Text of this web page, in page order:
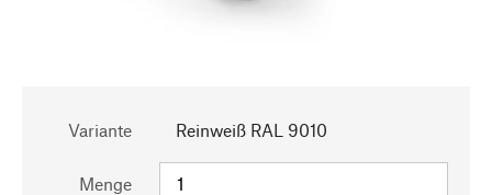
Variante Reinweiß RAL 9010
Menge